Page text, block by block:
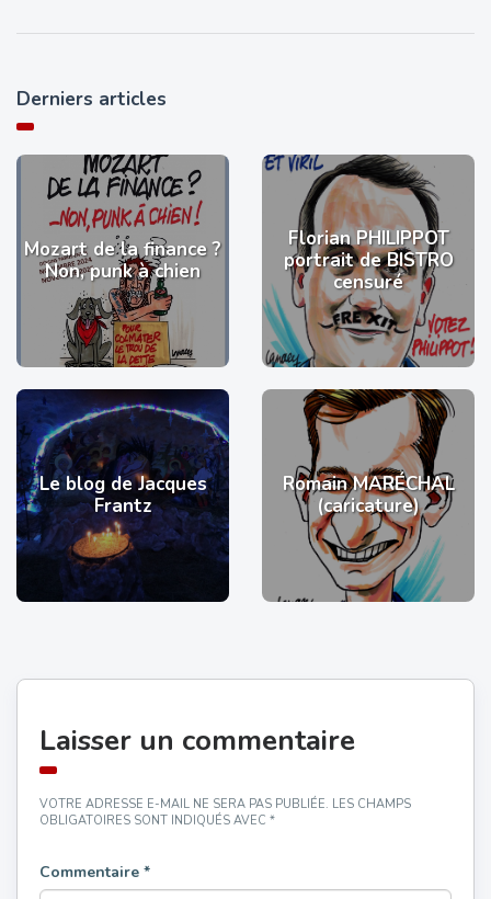
Derniers articles
Mozart de la finance ?
Non, punk à chien
Florian PHILIPPOT
portrait de BISTRO
censuré
Le blog de Jacques
Frantz
Romain MARÉCHAL
(caricature)
Laisser un commentaire
VOTRE ADRESSE E-MAIL NE SERA PAS PUBLIÉE. LES CHAMPS
OBLIGATOIRES SONT INDIQUÉS AVEC *
Commentaire *